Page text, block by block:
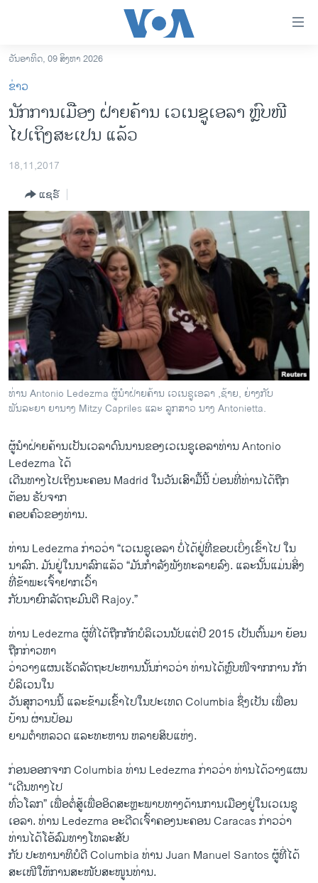
ເຂົ້າ
ຫາ
ຂ້າມ
ຂ້າມ
ຂ້າມ
ຫາ
ລາວ
ອາເມຣິກາ
ຂ່າວ​ຈີນ
ໂລກ
ເອເຊຍ
ອິດສະຫຼະພາບດ້ານການຂ່າວ
ຊີວິດຊາວລາວ
ຊຸມຊົນຊາວລາວ
ວິທະຍາສາດ-ເທັກໂນໂລຈີ
ທຸລະກິດ
ພາສາອັງກິດ
ວີດີໂອ
ລາຍການກະຈາຍສຽງ
ລາຍງານ
ຕິດຕາມພວກເຮົາ ທີ່
ວັນອາທິດ, 09 ສິງຫາ 2026
ຂ່າວ
ນັກການເມືອງ ຝ່າຍຄ້ານ ເວເນຊູເອລາ ຫຼົບໜີ
ໄປເຖິງສະເປນ ແລ້ວ
18,11,2017
ແຊຣ໌
ທ່ານ Antonio Ledezma ຜູ້ນຳຝ່າຍຄ້ານ ເວເນຊູເອລາ ,ຊ້າຍ, ຍ່າງກັບ
ພັນລະຍາ ຍານາງ Mitzy Capriles ແລະ ລູກສາວ ນາງ Antonietta.
ຜູ້ນຳຝ່າຍ​ຄ້ານເປັນເວລາດົນນານຂອງ​ເວ​ເນ​ຊູ​ເອລາທ່ານ Antonio
Ledezma ​ໄດ້
​ເດີນທາງ​ໄປ​ເຖິງ​ນະຄອນ Madrid ​ໃນ​ວັນ​ເສົາ​ມື້​ນີ້ ບ່ອນ​ທີ່​ທ່ານ​ໄດ້​ຖືກ​
ຕ້ອນ ຮັບ​ຈາກ
​ຄອບຄົ​ວຂອງ​ທ່ານ.
ທ່ານ Ledezma ກ່າວ​ວ່າ “​ເວ​ເນ​ຊູ​ເອລາ ບໍ່​ໄດ້​ຢູ່ທີ່​ຂ​ອບເບິ່ງ​ເຂົ້າໄປ ໃນ
ນາລົກ. ມັນ​ຢູ່ໃນນາລົກແລ້ວ “ມັນ​ກຳລັງ​ພັງ​ທະລາ​ຍລົງ. ​ແລະ​ນັ້ນແມ່ນ​ສິ່ງ​
ທີ່​ຂ້າພະ​ເຈົ້າ​ຢາກ​ເວົ້າ
ກັບ​ນາຍົກລັດຖະມົນຕີ Rajoy.”
ທ່ານ Ledezma ຜູ້​ທີ່​ໄດ້​ຖືກ​ກັກບໍລິ​ເວນ​ນັບ​ແຕ່​ປີ 2015 ເປັນຕົ້ນມາ ຍ້ອນ
ຖືກກ່າວຫາ
ວ່າວາງແຜນ​ເຮັດ​ລັດຖະປະຫານນັ້ນກ່າວວ່າ ທ່ານ​ໄດ້​ຫຼົບໜີ​ຈາກ​ການ ​ກັກ​
ບໍລິ​ເວນ​ໃນ​
ວັນ​ສຸກ​ວານ​ນີ້ ​ແລະ​ຂ້າມເຂົ້າໄປໃນປະເທດ​ Columbia ຊຶ່ງເປັນ ເພື່ອນ
ບ້ານ ຜ່ານປ້ອມ
ຍາມ​ຕຳ​ຫລວດ ​ແລະ​ທະຫານ ຫລາຍສິບແຫ່ງ.
ກ່ອນ​ອອກ​ຈາກ Columbia ທ່ານ Ledezma ກ່າວ​ວ່າ ທ່ານ​ໄດ້​ວາງ​ແຜນ
“​ເດີນທາງ​ໄປ​
ທົ່ວ​ໂລກ” ​ເພື່ອ​ຕໍ່ສູ້​ເພື່ອອິດສະຫຼະພາບທາງດ້ານ​ການ​ເມືອງ​ຢູ່​ໃນ​ເວ​ເນ​ຊູ​
ເອລາ. ທ່ານ Ledezma ອະດີດ​ເຈົ້າ​ຄອງ​ນະຄອນ Caracas ກ່າວ​ວ່າ
ທ່ານໄດ້​ໂອ້​ລົມ​ທາງ​ໂທລະສັບ
ກັບ ປະທານາທິບໍດີ Columbia ທ່ານ Juan Manuel Santos ຜູ້​ທີ່​ໄດ້​
ສະ​ເໜີ​ໃຫ້ການ​ສະໜັບສະໜູນ​ທ່ານ.